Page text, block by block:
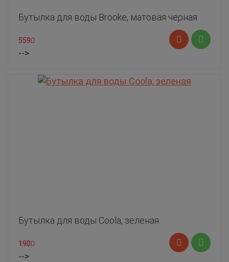
Бутылка для воды Brooke, матовая черная
559
-->
Бутылка для воды Coola, зеленая
190
-->